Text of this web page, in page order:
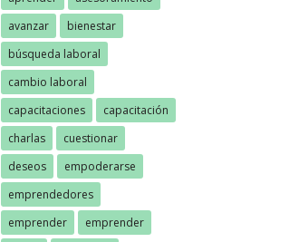
avanzar
bienestar
búsqueda laboral
cambio laboral
capacitaciones
capacitación
charlas
cuestionar
deseos
empoderarse
emprendedores
emprender
emprender